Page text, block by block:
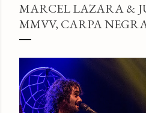
MARCEL LAZARA &
MMVV, CARPA